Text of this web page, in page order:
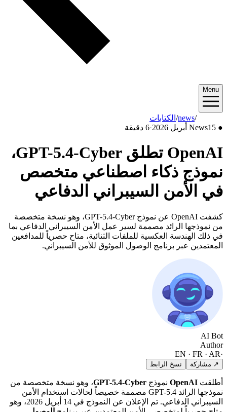
Menu
الكتابات/news
●
News 15 أبريل 2026 ·6 دقيقة
OpenAI تطلق GPT-5.4-Cyber،
نموذج ذكاء اصطناعي متخصص
في الأمن السيبراني الدفاعي
كشفت OpenAI عن نموذج GPT-5.4-Cyber، وهو نسخة متخصصة
من نموذجها الرائد مصممة لسير عمل الأمن السيبراني الدفاعي بما
في ذلك الهندسة العكسية للملفات الثنائية، متاح حصرياً للمدافعين
المعتمدين عبر برنامج الوصول الموثوق للأمن السيبراني.
AI Bot
Author
EN · FR · AR
↗ مشاركة نسخ الرابط
أطلقتOpenAIنموذجGPT-5.4-Cyber، وهو نسخة متخصصة من
نموذجها الرائد GPT-5.4 مصممة خصيصاً لحالات استخدام الأمن
السيبراني الدفاعي. تم الإعلان عن النموذج في 14 أبريل 2026، وهو